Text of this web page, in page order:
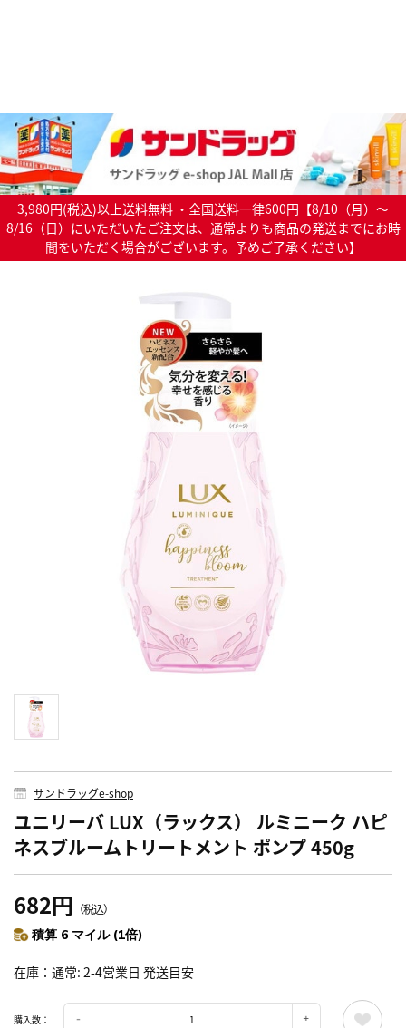
3,980円(税込)以上送料無料 ・全国送料一律600円【8/10（月）～
8/16（日）にいただいたご注文は、通常よりも商品の発送までにお時
間をいただく場合がございます。予めご了承ください】
サンドラッグe-shop
ユニリーバ LUX（ラックス） ルミニーク ハピ
ネスブルームトリートメント ポンプ 450g
682円 （税込）
積算 6 マイル (1倍)
在庫 通常: 2-4営業日 発送目安
購入数：